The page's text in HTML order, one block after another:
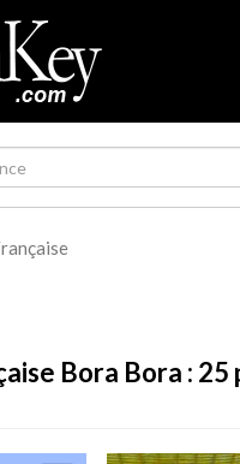
Bora Bora : 25